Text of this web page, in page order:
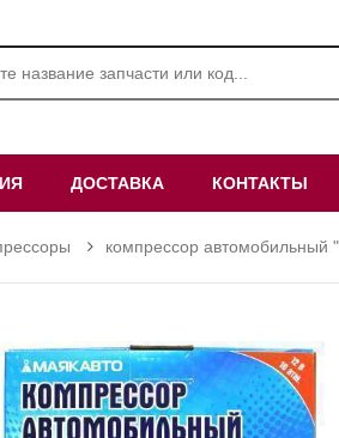
ДОСТАВКА КОНТАКТЫ
компрессор автомобильный